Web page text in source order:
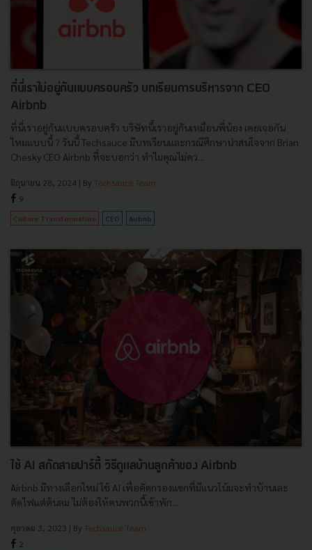
ที่นี่เราไม่อยู่กันแบบครอบครัว บทเรียนการบริหารจาก CEO
Airbnb
ที่นี่เราอยู่กันแบบครอบครัว บริษัทนี้เราอยู่กันเหมือนพี่น้อง เคยเจอกัน
ไหมแบบนี้ ? วันนี้​ Techsauce มีบทเรียนและกรณีศึกษาน่าสนใจจาก Brian
Chesky CEO Airbnb ที่จะบอกว่า ทำไมคุณไม่คว...
มิถุนายน 28, 2024 | By Techsauce Team
9
Culture Transformation CEO Airbnb
ใช้ AI สกัดสายปาร์ตี้ วิธีดูแลบ้านลูกค้าของ Airbnb
Airbnb มีทางเลือกใหม่ ใช้ AI เพื่อคัดกรองแขกที่มีแนวโน้มจะทำบ้านเละ
ตัดไฟแต่ต้นลม ไม่ต้องให้คนพวกนี้เข้าพัก...
ตุลาคม 3, 2023 | By Techsauce Team
2